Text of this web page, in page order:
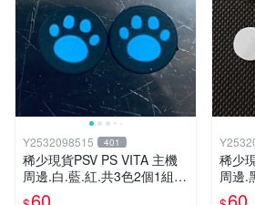
Y2532098515 401
稀少現貨PSV PS VITA 主機
周邊.白.藍.紅.共3色2個1組出
香菇頭蘑菇頭類比頭保護套
稀少
周邊.
蘑菇